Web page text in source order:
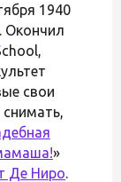
1940
. Окончил
свои
»
Де Ниро.